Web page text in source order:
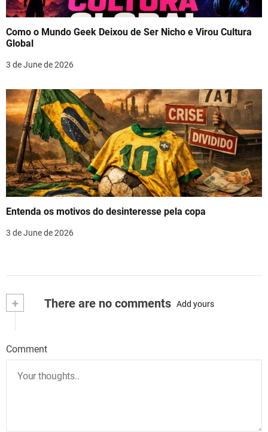
Como o Mundo Geek Deixou de Ser Nicho e Virou Cultura
Global
3 de June de 2026
Entenda os motivos do desinteresse pela copa
3 de June de 2026
+ There are no comments Add yours
Comment